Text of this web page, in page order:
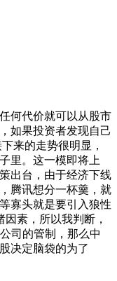
何代价就可以从股市
如果投资者发现自己
来的走势很明显，
里。这一模即将上
出台，由于经济下线
腾讯想分一杯羹，就
寡头就是要引入狼性
素，所以我判断，
司的管制，那么中
决定脑袋的为了